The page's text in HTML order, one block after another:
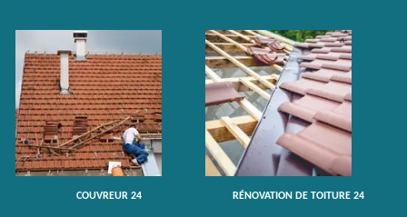
COUVREUR 24 RÉNOVATION DE TOITURE 24